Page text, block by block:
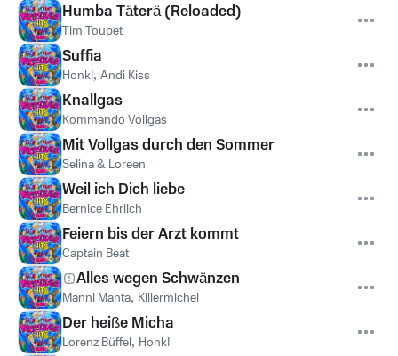
Humba Täterä (Reloaded)
Tim Toupet
Suffia
Honk!, Andi Kiss
Knallgas
Kommando Vollgas
Mit Vollgas durch den Sommer
Selina & Loreen
Weil ich Dich liebe
Bernice Ehrlich
Feiern bis der Arzt kommt
Captain Beat
Alles wegen Schwänzen
Manni Manta, Killermichel
Der heiße Micha
Lorenz Büffel, Honk!